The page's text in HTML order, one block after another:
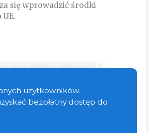
się wprowadzić środki
wpływu eksportu 4
Polskę, Rumunię, Słowację i
środkom wprowadzonym w dniu 2
graniczących z
użytkowników.
bezpłatny dostęp do